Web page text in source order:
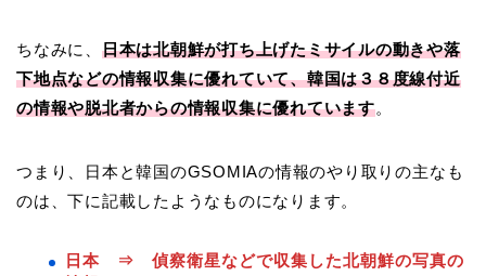
ちなみに、 日本は北朝鮮が打ち上げたミサイルの動きや落
下地点などの情報収集に優れていて、韓国は３８度線付近
の情報や脱北者からの情報収集に優れています。
つまり、日本と韓国のGSOMIAの情報のやり取りの主なも
のは、下に記載したようなものになります。
日本 ⇒ 偵察衛星などで収集した北朝鮮の写真の